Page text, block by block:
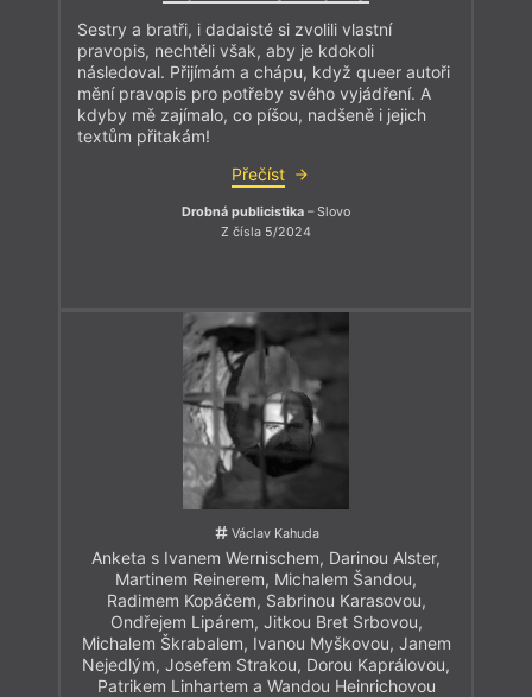
Sestry a bratři, i dadaisté si zvolili vlastní
pravopis, nechtěli však, aby je kdokoli
následoval. Přijímám a chápu, když queer autoři
mění pravopis pro potřeby svého vyjádření. A
kdyby mě zajímalo, co píšou, nadšeně i jejich
textům přitakám!
Přečíst
Drobná publicistika – Slovo
Z čísla 5/2024
Václav Kahuda
Anketa s Ivanem Wernischem, Darinou Alster,
Martinem Reinerem, Michalem Šandou,
Radimem Kopáčem, Sabrinou Karasovou,
Ondřejem Lipárem, Jitkou Bret Srbovou,
Michalem Škrabalem, Ivanou Myškovou, Janem
Nejedlým, Josefem Strakou, Dorou Kaprálovou,
Patrikem Linhartem a Wandou Heinrichovou